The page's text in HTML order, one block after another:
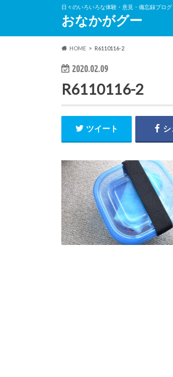
日々のいろいろな体験・意見・備忘録ブログ
おなかがグー
HOME R6110116-2
2020.02.09
R6110116-2
ツイート シ